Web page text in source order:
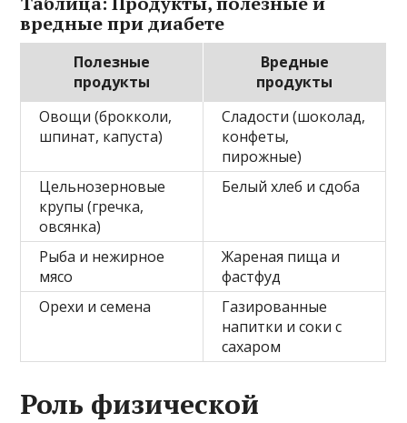
вредные при диабете
Полезные
продукты
Вредные
продукты
Овощи (брокколи,
шпинат, капуста)
Сладости (шоколад,
конфеты,
пирожные)
Цельнозерновые
крупы (гречка,
овсянка)
Белый хлеб и сдоба
Рыба и нежирное
мясо
Жареная пища и
фастфуд
Орехи и семена
Газированные
напитки и соки с
сахаром
Роль физической